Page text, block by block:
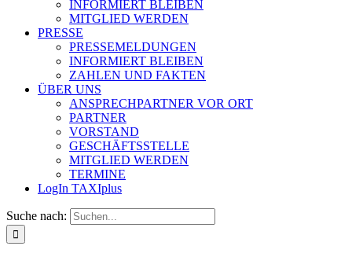
INFORMIERT BLEIBEN
MITGLIED WERDEN
PRESSE
PRESSEMELDUNGEN
INFORMIERT BLEIBEN
ZAHLEN UND FAKTEN
ÜBER UNS
ANSPRECHPARTNER VOR ORT
PARTNER
VORSTAND
GESCHÄFTSSTELLE
MITGLIED WERDEN
TERMINE
LogIn TAXIplus
Suche nach: